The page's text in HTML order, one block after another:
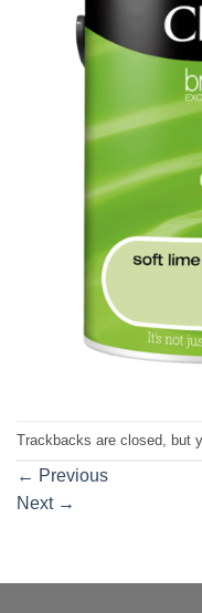
Trackbacks are closed, but
← Previous
Next →